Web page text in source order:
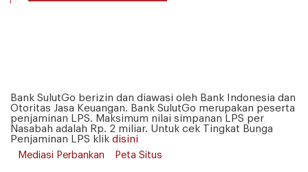
Bank SulutGo berizin dan diawasi oleh Bank Indonesia dan
Otoritas Jasa Keuangan. Bank SulutGo merupakan peserta
penjaminan LPS. Maksimum nilai simpanan LPS per
Nasabah adalah Rp. 2 miliar. Untuk cek Tingkat Bunga
Penjaminan LPS klik disini
Mediasi Perbankan
Peta Situs